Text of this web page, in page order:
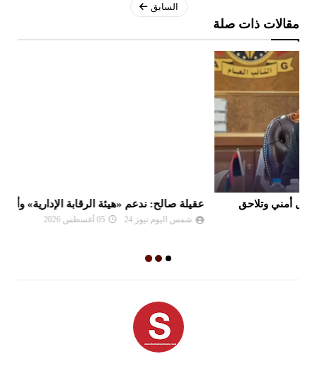
السابق
مقالات ذات صلة
عقيلة صالح: ندعم «هيئة الرقابة الإدارية» وأجهزتها
05 أغسطس 2026